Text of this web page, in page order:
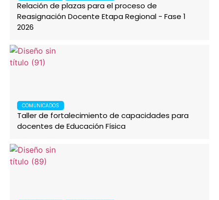
Relación de plazas para el proceso de
Reasignación Docente Etapa Regional - Fase 1
2026
COMUNICADOS
Taller de fortalecimiento de capacidades para
docentes de Educación Física